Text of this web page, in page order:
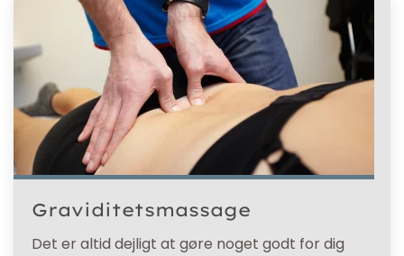
Graviditetsmassage
Det er altid dejligt at gøre noget godt for dig